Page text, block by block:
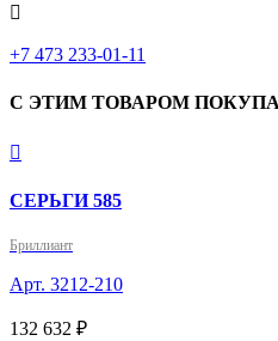

+7 473 233-01-11
С ЭТИМ ТОВАРОМ

СЕРЬГИ 585
Бриллиант
Арт. 3212-210
132 632 ₽